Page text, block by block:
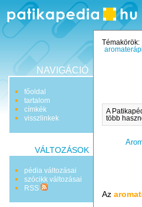
NAVIGÁCIÓ
főoldal
tartalom
címkék
visszlinkek
VÁLTOZÁSOK
pédia változásai
szócikk változásai
RSS
Témakörök:
A
több
Az